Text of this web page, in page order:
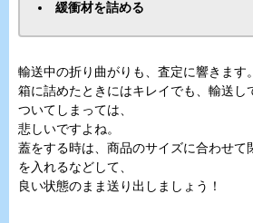
緩衝材を詰める
輸送中の折り曲がりも、査定に響きます。
箱に詰めたときにはキレイでも、輸送し
ついてしまっては、
悲しいですよね。
蓋をする時は、商品のサイズに合わせて
を入れるなどして、
良い状態のまま送り出しましょう！